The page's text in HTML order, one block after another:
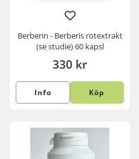
Berberin - Berberis rotextrakt
(se studie) 60 kapsl
330 kr
Info Köp